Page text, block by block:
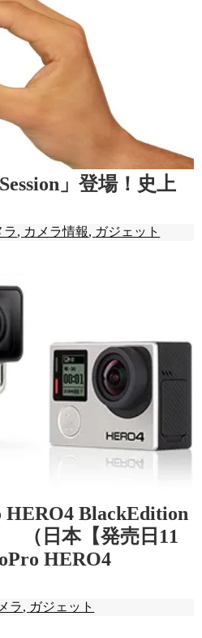
」登場！史上
ラ, カメラ情報, ガジェット
BlackEdition
（日本【発売日11
HERO4
ラ, ガジェット